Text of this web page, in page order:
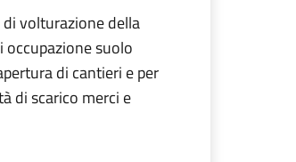
volturazione della
occupazione suolo
di cantieri e per
di scarico merci e